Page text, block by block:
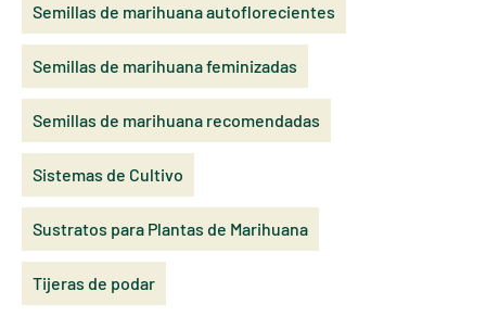
Semillas de marihuana autoflorecientes
Semillas de marihuana feminizadas
Semillas de marihuana recomendadas
Sistemas de Cultivo
Sustratos para Plantas de Marihuana
Tijeras de podar